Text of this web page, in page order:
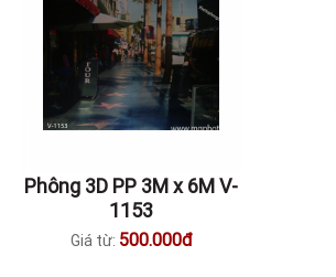
Phông 3D PP 3M x 6M V-
1153
Giá từ: 500.000đ